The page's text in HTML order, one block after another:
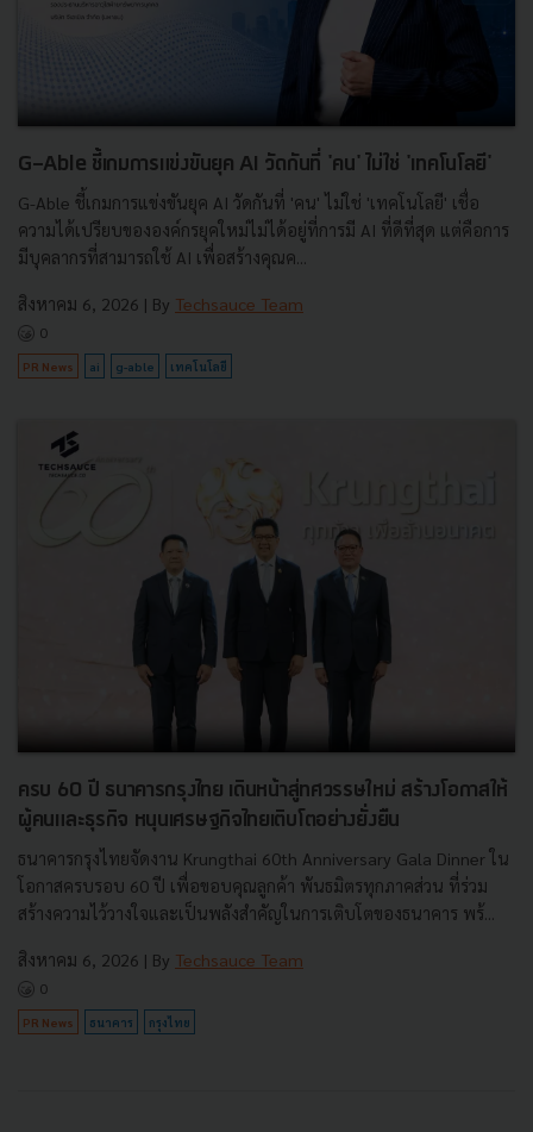
G-Able ชี้เกมการแข่งขันยุค AI วัดกันที่ 'คน' ไม่ใช่ 'เทคโนโลยี'
G-Able ชี้เกมการแข่งขันยุค AI วัดกันที่ 'คน' ไม่ใช่ 'เทคโนโลยี' เชื่อ
ความได้เปรียบขององค์กรยุคใหม่ไม่ได้อยู่ที่การมี AI ที่ดีที่สุด แต่คือการ
มีบุคลากรที่สามารถใช้ AI เพื่อสร้างคุณค...
สิงหาคม 6, 2026 | By Techsauce Team
0
PR News ai g-able เทคโนโลยี
ครบ 60 ปี ธนาคารกรุงไทย เดินหน้าสู่ทศวรรษใหม่ สร้างโอกาสให้
ผู้คนและธุรกิจ หนุนเศรษฐกิจไทยเติบโตอย่างยั่งยืน
ธนาคารกรุงไทยจัดงาน Krungthai 60th Anniversary Gala Dinner ใน
โอกาสครบรอบ 60 ปี เพื่อขอบคุณลูกค้า พันธมิตรทุกภาคส่วน ที่ร่วม
สร้างความไว้วางใจและเป็นพลังสำคัญในการเติบโตของธนาคาร พร้...
สิงหาคม 6, 2026 | By Techsauce Team
0
PR News ธนาคาร กรุงไทย